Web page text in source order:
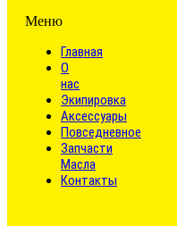
Меню
Главная
О
нас
Экипировка
Аксессуары
Повседневное
Запчасти
Масла
Контакты